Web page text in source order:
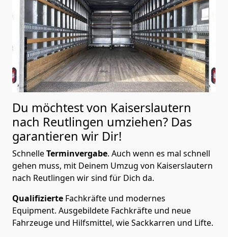
Du möchtest von Kaiserslautern
nach Reutlingen umziehen? Das
garantieren wir Dir!
SchnelleTerminvergabe. Auch wenn es mal schnell
gehen muss, mit Deinem Umzug von Kaiserslautern
nach Reutlingen wir sind für Dich da.
Qualifizierte Fachkräfte und modernes
Equipment. Ausgebildete Fachkräfte und neue
Fahrzeuge und Hilfsmittel, wie Sackkarren und Lifte.